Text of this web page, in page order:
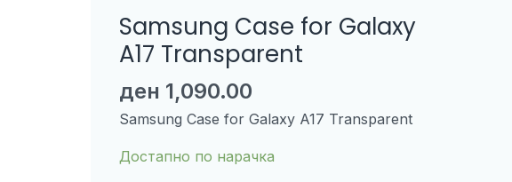
Samsung Case for Galaxy
A17 Transparent
ден 1,090.00
Samsung Case for Galaxy A17 Transparent
Достапно по нарачка